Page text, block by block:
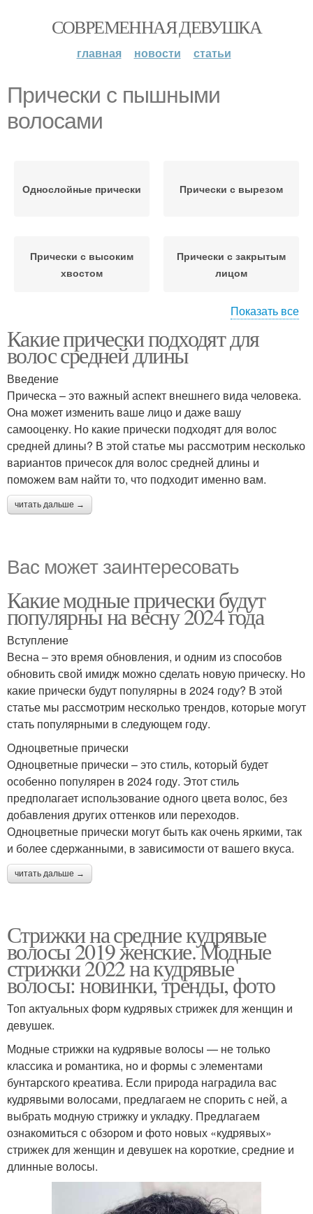
СОВРЕМЕННАЯ ДЕВУШКА
главная новости статьи
Прически с пышными
волосами
Однослойные прически Прически с вырезом
Прически с высоким
хвостом
Прически с закрытым
лицом
волосами
Показать все
Какие прически подходят для
волос средней длины
Введение
Прическа – это важный аспект внешнего вида человека.
Она может изменить ваше лицо и даже вашу
самооценку. Но какие прически подходят для волос
средней длины? В этой статье мы рассмотрим несколько
вариантов причесок для волос средней длины и
поможем вам найти то, что подходит именно вам.
читать дальше →
Вас может заинтересовать
Какие модные прически будут
популярны на весну 2024 года
Вступление
Весна – это время обновления, и одним из способов
обновить свой имидж можно сделать новую прическу. Но
какие прически будут популярны в 2024 году? В этой
статье мы рассмотрим несколько трендов, которые могут
стать популярными в следующем году.
Одноцветные прически
Одноцветные прически – это стиль, который будет
особенно популярен в 2024 году. Этот стиль
предполагает использование одного цвета волос, без
добавления других оттенков или переходов.
Одноцветные прически могут быть как очень яркими, так
и более сдержанными, в зависимости от вашего вкуса.
читать дальше →
Стрижки на средние кудрявые
волосы 2019 женские. Модные
стрижки 2022 на кудрявые
волосы: новинки, тренды, фото
Топ актуальных форм кудрявых стрижек для женщин и
девушек.
Модные стрижки на кудрявые волосы — не только
классика и романтика, но и формы с элементами
бунтарского креатива. Если природа наградила вас
кудрявыми волосами, предлагаем не спорить с ней, а
выбрать модную стрижку и укладку.⁣⁣ Предлагаем
ознакомиться с обзором и фото новых «кудрявых»
стрижек для женщин и девушек на короткие, средние и
длинные волосы.